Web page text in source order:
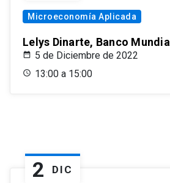
Microeconomía Aplicada
Lelys Dinarte, Banco Mundial
5 de Diciembre de 2022
13:00 a 15:00
2 DIC